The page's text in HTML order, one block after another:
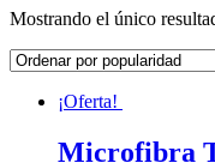
Mostrando el único
¡Oferta!
Microfibra